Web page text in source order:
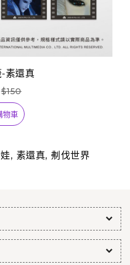
素還真
$150
物車
, 素還真, 刜伐世界